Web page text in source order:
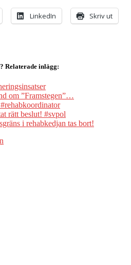
LinkedIn Skriv ut
Relaterade inlägg:
om ”Framstegen”…
rätt beslut! #svpol
i rehabkedjan tas bort!